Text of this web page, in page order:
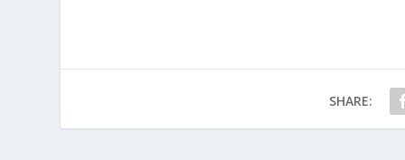
SHARE: